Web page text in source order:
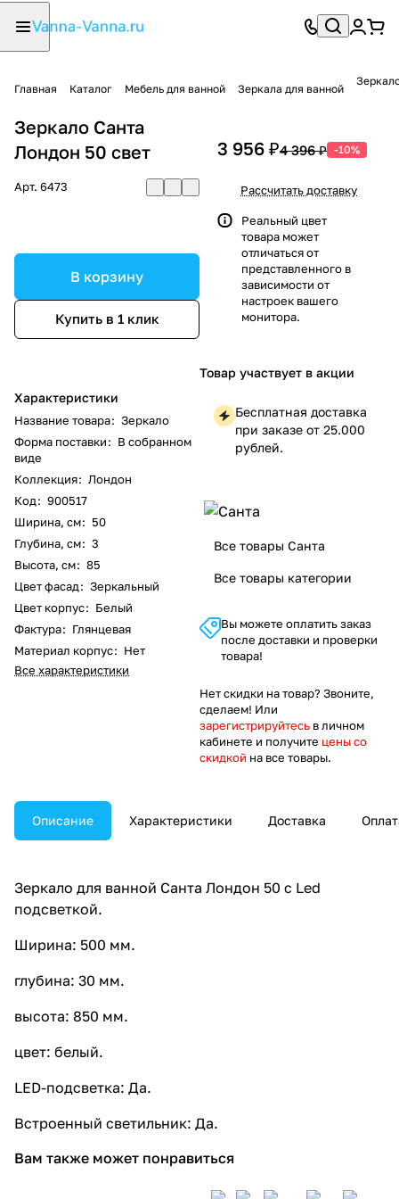
Главная Каталог Мебель для ванной Зеркала для ванной
Зеркало Санта
Лондон 50 свет
Арт. 6473
В корзину
Купить в 1 клик
Характеристики
Название товара: Зеркало
Форма поставки: В собранном
виде
Коллекция: Лондон
Код: 900517
Ширина, см: 50
Глубина, см: 3
Высота, см: 85
Цвет фасад: Зеркальный
Цвет корпус: Белый
Фактура: Глянцевая
Материал корпус: Нет
Все характеристики
3 956 ₽4 396 ₽ -10%
Рассчитать доставку
Реальный цвет
товара может
отличаться от
представленного в
зависимости от
настроек вашего
монитора.
Товар участвует в акции
Бесплатная доставка
при заказе от 25.000
рублей.
Все товары Санта
Все товары категории
Вы можете оплатить заказ
после доставки и проверки
товара!
Нет скидки на товар? Звоните,
сделаем! Или
зарегистрируйтесь в личном
кабинете и получите цены со
скидкой на все товары.
Описание Характеристики Доставка
Зеркало для ванной Санта Лондон 50 с Led
подсветкой.
Ширина: 500 мм.
глубина: 30 мм.
высота: 850 мм.
цвет: белый.
LED-подсветка: Да.
Встроенный светильник: Да.
Вам также может понравиться